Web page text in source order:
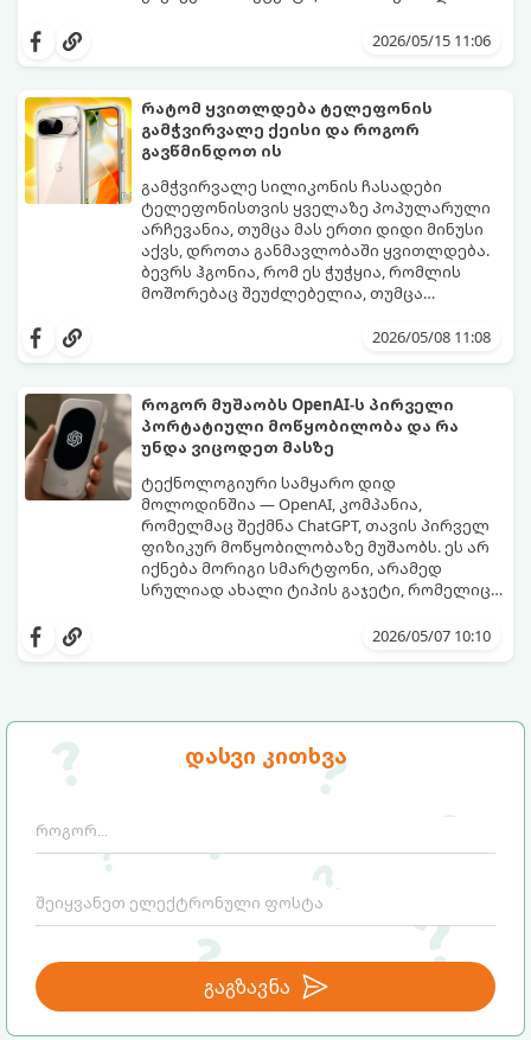
დასვი კითხვა
გაგზავნა
2026/05/15 11:06
რატომ ყვითლდება ტელეფონის
გამჭვირვალე ქეისი და როგორ
გავწმინდოთ ის
გამჭვირვალე სილიკონის ჩასადები
ტელეფონისთვის ყველაზე პოპულარული
არჩევანია, თუმცა მას ერთი დიდი მინუსი
აქვს, დროთა განმავლობაში ყვითლდება.
ბევრს ჰგონია, რომ ეს ჭუჭყია, რომლის
მოშორებაც შეუძლებელია, თუმცა
პირვანდელ სახეს დაუბრუნებს.2026/05/08 11:08
როგორ მუშაობს OpenAI-ს პირველი
პორტატიული მოწყობილობა და რა
უნდა ვიცოდეთ მასზე
ტექნოლოგიური სამყარო დიდ
მოლოდინშია — OpenAI, კომპანია,
რომელმაც შექმნა ChatGPT, თავის პირველ
ფიზიკურ მოწყობილობაზე მუშაობს. ეს არ
იქნება მორიგი სმარტფონი, არამედ
სრულიად ახალი ტიპის გაჯეტი, რომელიც
დეტალებია ცნობილი ამ მოწყობილობის
2026/05/07 10:10